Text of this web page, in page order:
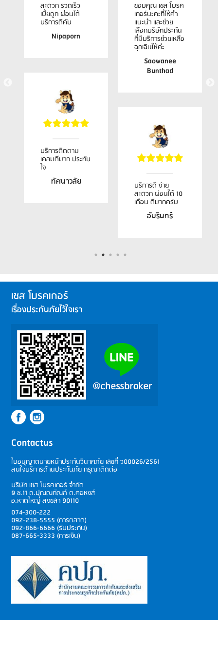
สะดวก รวดเร็ว
เบี้ยถูก ผ่อนได้
บริการดีคับ
Nipaporn
บริการติดตาม
เคลมดีมาก ประทับ
ใจ
ทัศนาวลัย
ขอบคุณ เชส โบรค
เกอร์นะคะที่ให้คำ
แนะนำ และช่วย
เลือกบริษัทประกัน
ที่มีบริการช่วยเหลือ
ฉุกเฉินให้ค่ะ
Saowanee
Bunthad
บริการดี ง่าย
สะดวก ผ่อนได้ 10
เดือน ดีมากครับ
อัมรินทร์
เชส โบรคเกอร์
เรื่องประกันภัยไว้ใจเรา
Contactus
ใบอนุญาตนายหน้าประกันวินาศภัย เลขที่ว00026/2561
สนใจบริการด้านประกันภัย กรุณาติดต่อ
บริษัท เชส โบรคเกอร์ จำกัด
9 ซ.11 ถ.ปุณณกัณฑ์ ต.คอหงส์
อ.หาดใหญ่ สงขลา 90110
074-300-222
092-238-5555 (การตลาด)
092-866-6666 (รับประกัน)
087-665-3333 (การเงิน)